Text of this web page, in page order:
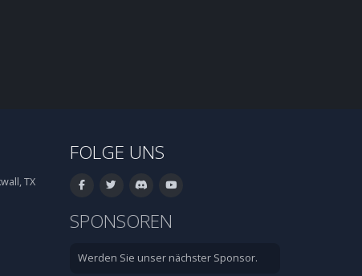
TX
FOLGE UNS
SPONSOREN
Werden Sie unser nächster Sponsor.